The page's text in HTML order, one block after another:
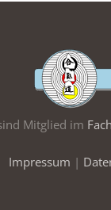
Mitglied im
Impressum |